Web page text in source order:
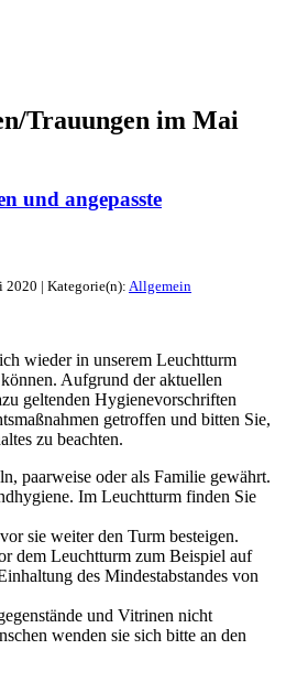
Trauungen im Mai
und angepasste
2020 | Kategorie(n): Allgemein
wieder in unserem Leuchtturm
Aufgrund der aktuellen
geltenden Hygienevorschriften
getroffen und bitten Sie,
zu beachten.
paarweise oder als Familie gewährt.
Im Leuchtturm finden Sie
sie weiter den Turm besteigen.
dem Leuchtturm zum Beispiel auf
des Mindestabstandes von
und Vitrinen nicht
wenden sie sich bitte an den